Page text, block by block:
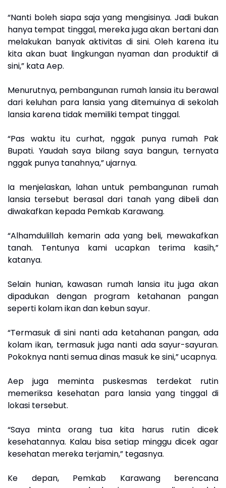
“Nanti boleh siapa saja yang mengisinya. Jadi bukan
hanya tempat tinggal, mereka juga akan bertani dan
melakukan banyak aktivitas di sini. Oleh karena itu
kita akan buat lingkungan nyaman dan produktif di
sini,” kata Aep.
Menurutnya, pembangunan rumah lansia itu berawal
dari keluhan para lansia yang ditemuinya di sekolah
lansia karena tidak memiliki tempat tinggal.
“Pas waktu itu curhat, nggak punya rumah Pak
Bupati. Yaudah saya bilang saya bangun, ternyata
nggak punya tanahnya,” ujarnya.
Ia menjelaskan, lahan untuk pembangunan rumah
lansia tersebut berasal dari tanah yang dibeli dan
diwakafkan kepada Pemkab Karawang.
“Alhamdulillah kemarin ada yang beli, mewakafkan
tanah. Tentunya kami ucapkan terima kasih,”
katanya.
Selain hunian, kawasan rumah lansia itu juga akan
dipadukan dengan program ketahanan pangan
seperti kolam ikan dan kebun sayur.
“Termasuk di sini nanti ada ketahanan pangan, ada
kolam ikan, termasuk juga nanti ada sayur-sayuran.
Pokoknya nanti semua dinas masuk ke sini,” ucapnya.
Aep juga meminta puskesmas terdekat rutin
memeriksa kesehatan para lansia yang tinggal di
lokasi tersebut.
“Saya minta orang tua kita harus rutin dicek
kesehatannya. Kalau bisa setiap minggu dicek agar
kesehatan mereka terjamin,” tegasnya.
Ke depan, Pemkab Karawang berencana